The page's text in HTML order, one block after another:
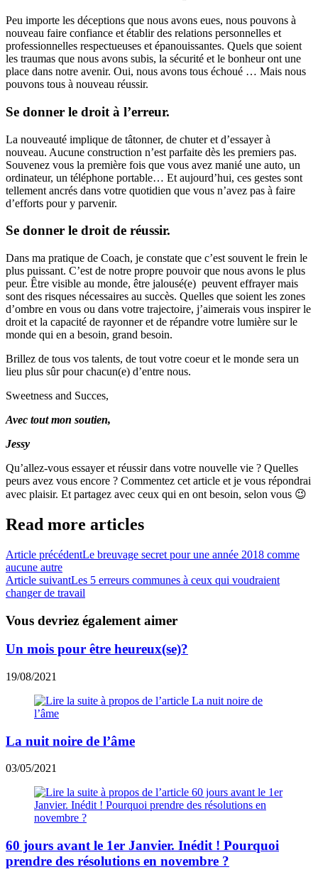
Peu importe les déceptions que nous avons eues, nous pouvons à
nouveau faire confiance et établir des relations personnelles et
professionnelles respectueuses et épanouissantes. Quels que soient
les traumas que nous avons subis, la sécurité et le bonheur ont une
place dans notre avenir. Oui, nous avons tous échoué … Mais nous
pouvons tous à nouveau réussir.
Se donner le droit à l’erreur.
La nouveauté implique de tâtonner, de chuter et d’essayer à
nouveau. Aucune construction n’est parfaite dès les premiers pas.
Souvenez vous la première fois que vous avez manié une auto, un
ordinateur, un téléphone portable… Et aujourd’hui, ces gestes sont
tellement ancrés dans votre quotidien que vous n’avez pas à faire
d’efforts pour y parvenir.
Se donner le droit de réussir.
Dans ma pratique de Coach, je constate que c’est souvent le frein le
plus puissant. C’est de notre propre pouvoir que nous avons le plus
peur. Être visible au monde, être jalousé(e) peuvent effrayer mais
sont des risques nécessaires au succès. Quelles que soient les zones
d’ombre en vous ou dans votre trajectoire, j’aimerais vous inspirer le
droit et la capacité de rayonner et de répandre votre lumière sur le
monde qui en a besoin, grand besoin.
Brillez de tous vos talents, de tout votre coeur et le monde sera un
lieu plus sûr pour chacun(e) d’entre nous.
Sweetness and Succes,
Avec tout mon soutien,
Jessy
Qu’allez-vous essayer et réussir dans votre nouvelle vie ? Quelles
peurs avez vous encore ? Commentez cet article et je vous répondrai
avec plaisir. Et partagez avec ceux qui en ont besoin, selon vous 😉
Read more articles
Article précédentLe breuvage secret pour une année 2018 comme
aucune autre
Article suivantLes 5 erreurs communes à ceux qui voudraient
changer de travail
Vous devriez également aimer
Un mois pour être heureux(se)?
19/08/2021
La nuit noire de l’âme
03/05/2021
60 jours avant le 1er Janvier. Inédit ! Pourquoi
prendre des résolutions en novembre ?